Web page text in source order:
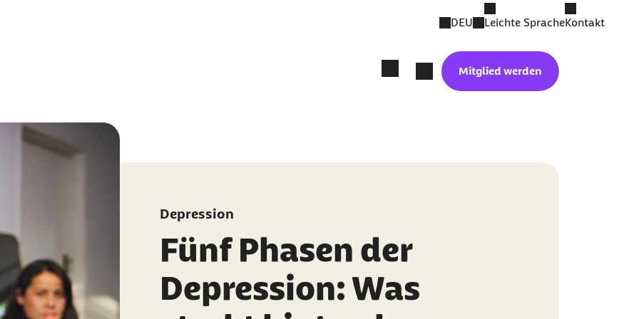
DEU Leichte SpracheKontakt
Mitglied werden
Depression
Fünf Phasen der
Depression: Was